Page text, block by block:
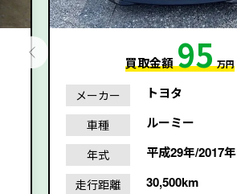
買取金額95 万円
メーカー トヨタ
車種 ルーミー
年式 平成29年/2017年
走行距離 30,500km